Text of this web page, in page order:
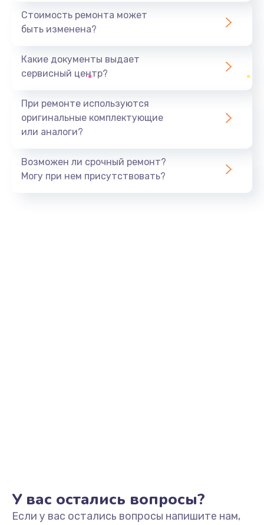
1440 руб.
Ремонт южного моста
Замена батарейки BIOS
Заказать
Замена/Pемонт карбюратора
Стоимость ремонта может
быть изменена?
Какие документы выдает
сервисный центр?
При ремонте используются
оригинальные комплектующие
или аналоги?
Возможен ли срочный ремонт?
Могу при нем присутствовать?
У вас остались вопросы?
Если у вас остались вопросы напишите нам,